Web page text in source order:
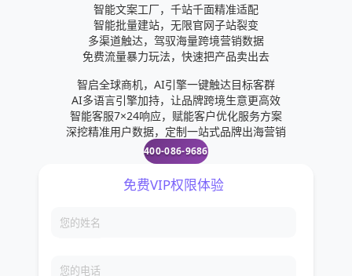
智能文案工厂，千站千面精准适配
智能批量建站，无限官网子站裂变
多渠道触达，驾驭海量跨境营销数据
免费流量暴力玩法，快速把产品卖出去
智启全球商机，AI引擎一键触达目标客群
AI多语言引擎加持，让品牌跨境生意更高效
智能客服7×24响应，赋能客户优化服务方案
深挖精准用户数据，定制一站式品牌出海营销
400-086-9686